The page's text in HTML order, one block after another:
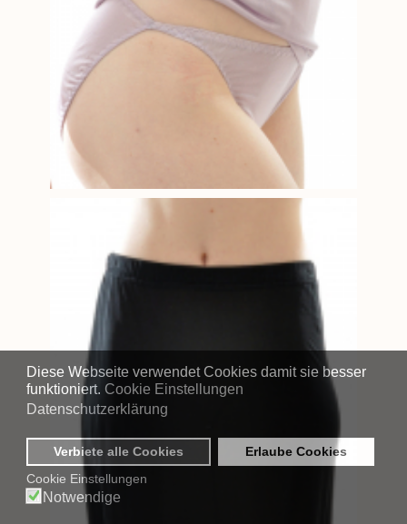
Diese Webseite verwendet Cookies damit sie besser
funktioniert. Cookie Einstellungen
Datenschutzerklärung
Verbiete alle Cookies
Erlaube Cookies
Cookie Einstellungen
Notwendige